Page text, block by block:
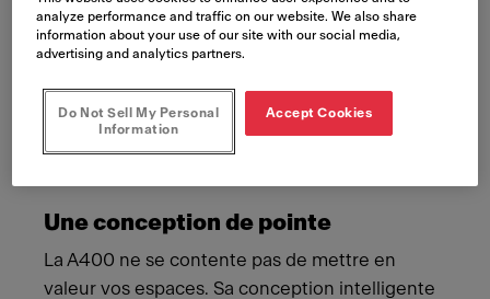
Une conception de pointe
La A400 ne se contente pas de mettre en
valeur vos espaces. Sa conception intelligente
analyze performance and traffic on our website. We also share
information about your use of our site with our social media,
advertising and analytics partners.
Do Not Sell My Personal
Information
Accept Cookies